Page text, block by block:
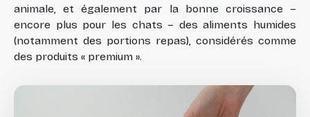
animale, et également par la bonne croissance –
encore plus pour les chats – des aliments humides
(notamment des portions repas), considérés comme
des produits « premium ».